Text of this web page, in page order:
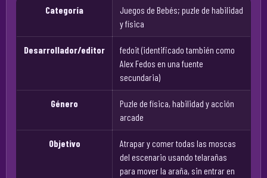
Categoría
Juegos de Bebés; puzle de habilidad
y física
Desarrollador/editor
fedoit (identificado también como
Alex Fedos en una fuente
secundaria)
Género
Puzle de física, habilidad y acción
arcade
Objetivo
Atrapar y comer todas las moscas
del escenario usando telarañas
para mover la araña, sin entrar en